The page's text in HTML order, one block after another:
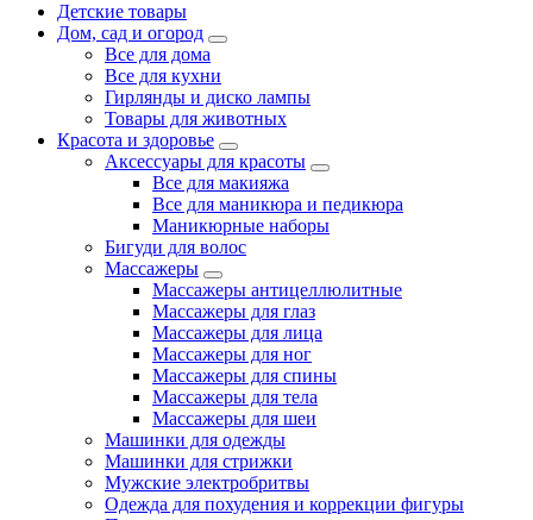
Детские товары
Дом, сад и огород
Все для дома
Все для кухни
Гирлянды и диско лампы
Товары для животных
Красота и здоровье
Аксессуары для красоты
Все для макияжа
Все для маникюра и педикюра
Маникюрные наборы
Бигуди для волос
Массажеры
Массажеры антицеллюлитные
Массажеры для глаз
Массажеры для лица
Массажеры для ног
Массажеры для спины
Массажеры для тела
Массажеры для шеи
Машинки для одежды
Машинки для стрижки
Мужские электробритвы
Одежда для похудения и коррекции фигуры